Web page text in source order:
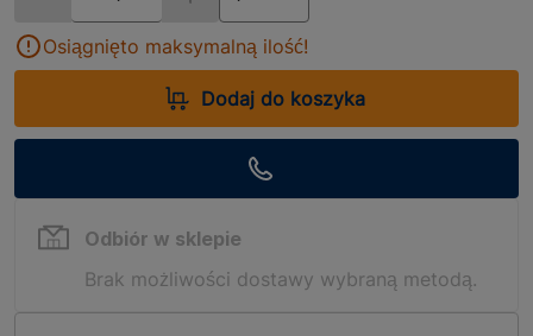
Osiągnięto maksymalną ilość!
Dodaj do koszyka
Odbiór w sklepie
Brak możliwości dostawy wybraną metodą.